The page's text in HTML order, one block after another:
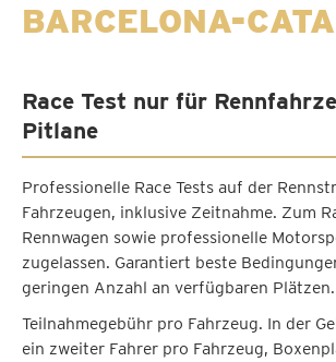
BARCELONA-
Race Test nur für
Pitlane
Professionelle Race Tests auf der
Fahrzeugen, inklusive Zeitnahme. Zum
Rennwagen sowie professionelle
zugelassen. Garantiert beste
geringen Anzahl an verfügbaren Plätzen.
Teilnahmegebühr pro Fahrzeug. In der
ein zweiter Fahrer pro Fahrzeug,